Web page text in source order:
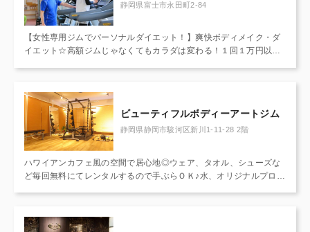
静岡県富士市永田町2-84
【女性専用ジムでパーソナルダイエット！】爽快ボディメイク・ダ
イエット☆高額ジムじゃなくてもカラダは変わる！１回１万円以上
キレイにパーソナルトレーナーとボディメイクいたしましょう♪
ビューティフルボディーアートジム
静岡県静岡市駿河区新川1-11-28 2階
ハワイアンカフェ風の空間で居心地◎ウェア、タオル、シューズな
ど毎回無料にてレンタルするので手ぶらＯＫ♪水、オリジナルプロテ
有り☆遠方から足を運んでくる人多数！お気軽にご相談下さい♪